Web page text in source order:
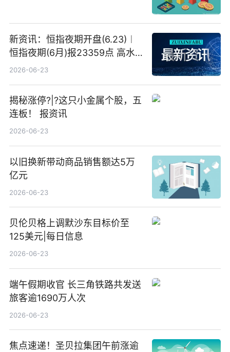
新资讯：恒指夜期开盘(6.23)︱
恒指夜期(6月)报23359点 高水
23点
2026-06-23
揭秘涨停?|?这只小金属个股，五
连板！ 报资讯
2026-06-23
以旧换新带动商品销售额达5万
亿元
2026-06-23
贝伦贝格上调默沙东目标价至
125美元|每日信息
2026-06-23
端午假期收官 长三角铁路共发送
旅客逾1690万人次
2026-06-23
焦点速递！圣贝拉集团午前涨逾